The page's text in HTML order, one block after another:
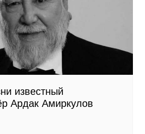
известный
Ардак Амиркулов